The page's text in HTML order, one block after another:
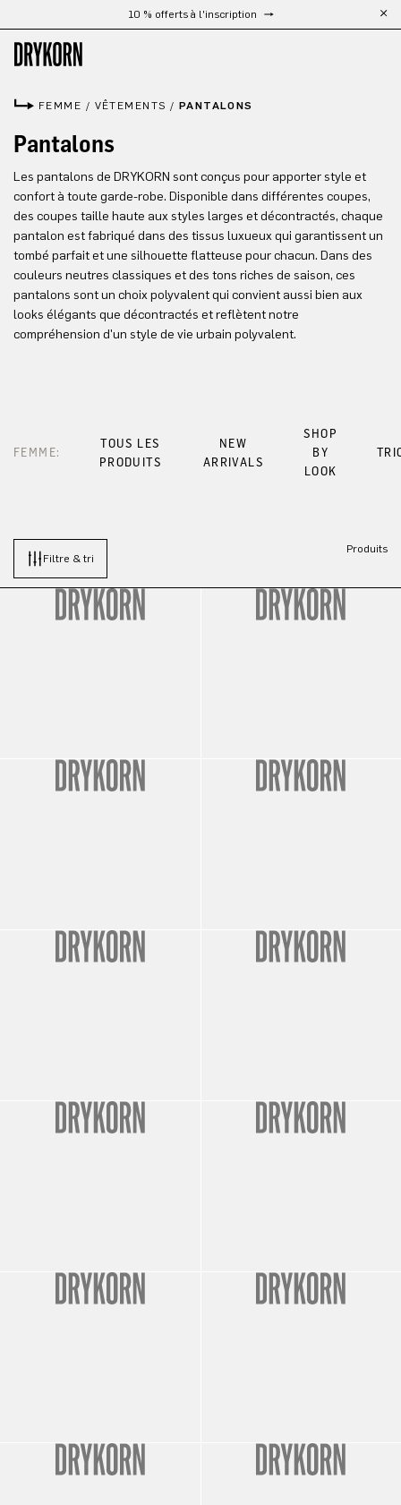
Passer au contenu principal10 % offerts à l'inscription
FEMME / VÊTEMENTS / PANTALONS
Pantalons
Les pantalons de DRYKORN sont conçus pour apporter style et
confort à toute garde-robe. Disponible dans différentes coupes,
des coupes taille haute aux styles larges et décontractés, chaque
pantalon est fabriqué dans des tissus luxueux qui garantissent un
tombé parfait et une silhouette flatteuse pour chacun. Dans des
couleurs neutres classiques et des tons riches de saison, ces
pantalons sont un choix polyvalent qui convient aussi bien aux
looks élégants que décontractés et reflètent notre
compréhension d'un style de vie urbain polyvalent.
FEMME:
TOUS LES
PRODUITS
NEW
ARRIVALS
SHOP
BY
LOOK
Filtre & tri
Produits